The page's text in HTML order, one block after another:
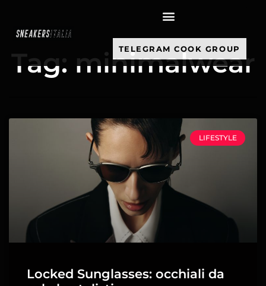
TELEGRAM COOK GROUP
Tag: minimalwear
LIFESTYLE
Locked Sunglasses: occhiali da